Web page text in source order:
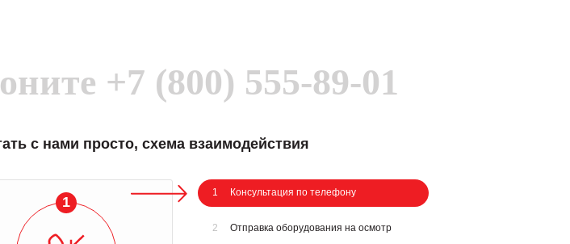
+7 (800) 555-89-01
с нами просто, схема взаимодействия
1
1 Консультация по телефону
2 Отправка оборудования на осмотр